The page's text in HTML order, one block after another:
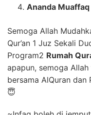
Ananda
Semoga Allah
Qur’an 1 Juz Sekali
Program2 Rumah
apapun, semoga
bersama AlQuran dan
😇